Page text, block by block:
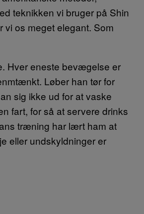
teknikken vi bruger på Shin
vi os meget elegant. Som
Hver eneste bevægelse er
Løber han tør for
sig ikke ud for at vaske
fart, for så at servere drinks
træning har lært ham at
eller undskyldninger er